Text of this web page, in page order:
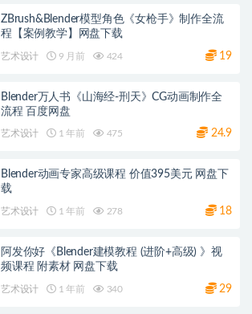
ZBrush&Blender模型角色《女枪手》制作全流
程【案例教学】网盘下载
艺术设计 9 月前 424 19
Blender万人书《山海经-刑天》CG动画制作全
流程 百度网盘
艺术设计 1 年前 475 24.9
Blender动画专家高级课程 价值395美元 网盘下
载
艺术设计 1 年前 278 18
阿发你好《Blender建模教程 (进阶+高级) 》视
频课程 附素材 网盘下载
艺术设计 1 年前 340 29